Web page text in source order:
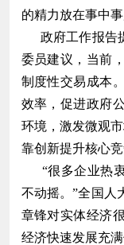
的精力放在事中
政府工作报告
委员建议，当前
制度性交易成本
效率，促进政府
环境，激发微观
靠创新提升核心
“很多企业热衷
不动摇。”全国人
章锋对实体经济
经济快速发展充满